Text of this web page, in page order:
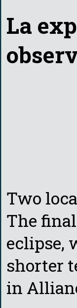
La
Two
The
eclipse,
shorter
in